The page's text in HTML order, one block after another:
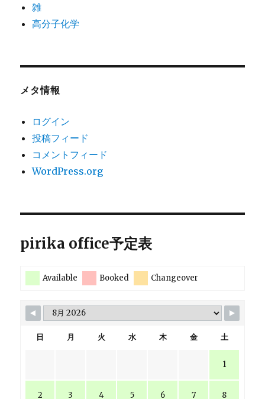
雑
高分子化学
メタ情報
ログイン
投稿フィード
コメントフィード
WordPress.org
pirika office予定表
Available Booked Changeover
日 月 火 水 木 金 土
1
2 3 4 5 6 7 8